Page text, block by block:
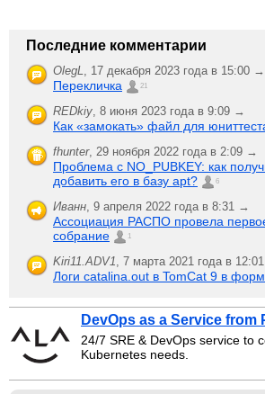
Последние комментарии
OlegL, 17 декабря 2023 года в 15:00 →
Перекличка 21
REDkiy, 8 июня 2023 года в 9:09 →
Как «замокать» файл для
fhunter, 29 ноября 2022 года в 2:09 →
Проблема с NO_PUBKEY: как
добавить его в базу apt?
6
Иванн, 9 апреля 2022 года в 8:31 →
Ассоциация РАСПО провела
собрание
1
Kiri11.ADV1, 7 марта 2021 года в
Логи catalina.out в TomCat 9 в
DevOps as a Service from
24/7 SRE & DevOps service to
Kubernetes needs.